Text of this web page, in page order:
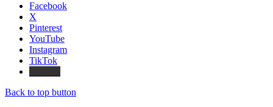
Facebook
X
Pinterest
YouTube
Instagram
TikTok
Back to top button